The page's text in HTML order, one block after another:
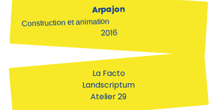
une installation sur le thème du potager, place du
Marché à Arpajon.
Au programme : atelier jardinage pour les enfants
et les plus grands, construction de bacs et de
mobilier, repas partagé autour du Bar à salade
inventé pour l'occasion ! Dans le cadre de la Foire
aux haricots 2016, avec le soutien actif des ateliers
29, association d'éducation populaire locale.